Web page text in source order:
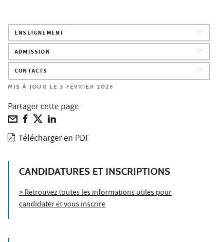
ENSEIGNEMENT
ADMISSION
CONTACTS
MIS À JOUR LE 3 FÉVRIER 2026
Partager cette page
Télécharger en PDF
CANDIDATURES ET INSCRIPTIONS
> Retrouvez toutes les informations utiles pour
candidater et vous inscrire